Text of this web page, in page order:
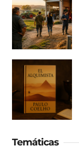
Temáticas